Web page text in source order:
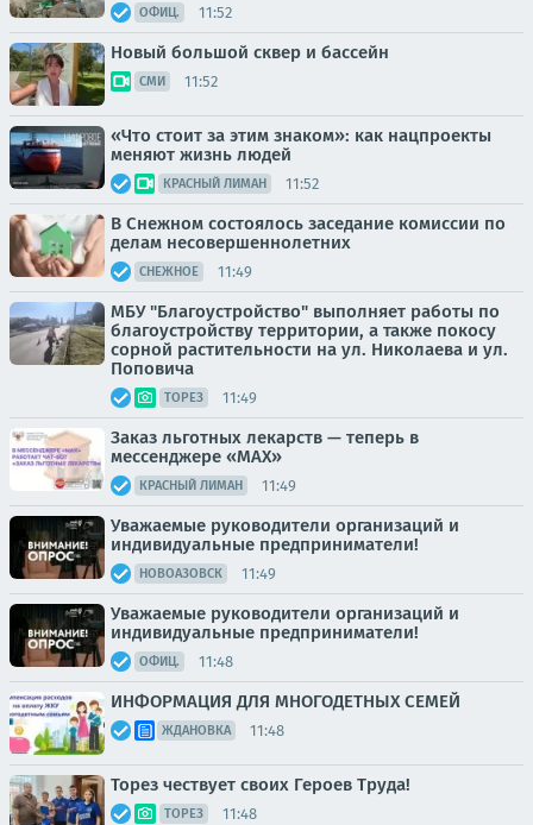
ОФИЦ. 11:52
Новый большой сквер и бассейн
СМИ 11:52
«Что стоит за этим знаком»: как нацпроекты
меняют жизнь людей
КРАСНЫЙ ЛИМАН 11:52
В Снежном состоялось заседание комиссии по
делам несовершеннолетних
СНЕЖНОЕ 11:49
МБУ "Благоустройство" выполняет работы по
благоустройству территории, а также покосу
сорной растительности на ул. Николаева и ул.
Поповича
ТОРЕЗ 11:49
Заказ льготных лекарств — теперь в
мессенджере «МАХ»
КРАСНЫЙ ЛИМАН 11:49
Уважаемые руководители организаций и
индивидуальные предприниматели!
НОВОАЗОВСК 11:49
Уважаемые руководители организаций и
индивидуальные предприниматели!
ОФИЦ. 11:48
ИНФОРМАЦИЯ ДЛЯ МНОГОДЕТНЫХ СЕМЕЙ
ЖДАНОВКА 11:48
Торез чествует своих Героев Труда!
ТОРЕЗ 11:48